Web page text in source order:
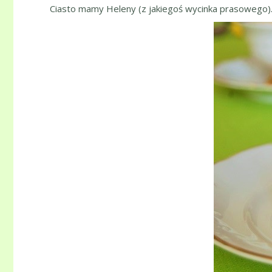
Ciasto mamy Heleny (z jakiegoś wycinka prasowego).